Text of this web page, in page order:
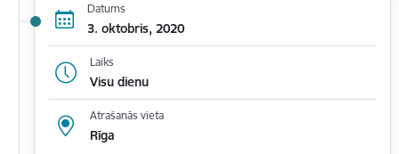
Datums
3. oktobris, 2020
Laiks
Visu dienu
Atrašanās vieta
Rīga